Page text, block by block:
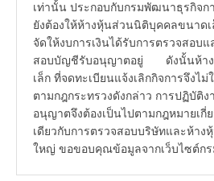
เท่านั้น ประกอบกับกรมพัฒนาธุรกิจก
ยังต้องให้ห้างหุ้นส่วนนิติบุคคลขนาดเ
จัดให้งบการเงินได้รับการตรวจสอบ
สอบบัญชีรับอนุญาตอยู่ ดังนั้นห้าง
เล็ก ที่จดทะเบียนแจ้งเลิกกิจการจึงไ
ตามกฎกระทรวงดังกล่าว การปฏิบัติ
อนุญาตจึงต้องเป็นไปตามกฎหมายเ
เดียวกับการตรวจสอบบริษัทและห้า
ใหญ่ ขอขอบคุณข้อมูลจากเว็บไซต์กร